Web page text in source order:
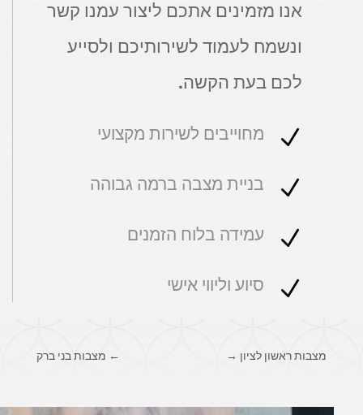
אנו מזמינים אתכם ליצור עמנו קשר
ונשמח לעמוד לשירותיכם ולסייע
לכם בעת הקשה.
N מחוייבים לשירות מקצועי
N בניית מצבה ברמה גבוהה
N עמידה בלוח הזמנים
N סיוע וליווי אישי
← מצבות בני ברק מצבות ראשון לציון →